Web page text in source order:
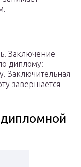
Заключение
диплому:
Заключительная
завершается